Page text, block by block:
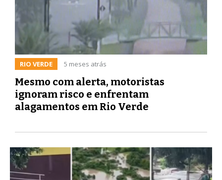
RIO VERDE 5 meses atrás
Mesmo com alerta, motoristas
ignoram risco e enfrentam
alagamentos em Rio Verde